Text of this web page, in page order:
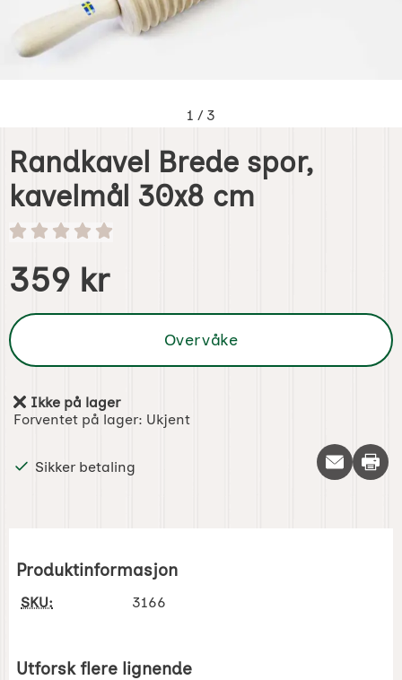
1 / 3
Randkavel Brede spor,
kavelmål 30x8 cm
pris
359 kr
Overvåke
Produkttilgjengelighet:
Ikke på lager
Forventet på lager: Ukjent
Sikker betaling Skriv
Produktinformasjon
SKU: 3166
Utforsk flere lignende